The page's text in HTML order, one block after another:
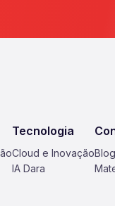
Tecnologia
Cloud e Inovação
IA Dara
Blog